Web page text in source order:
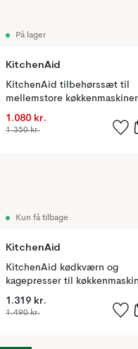
På lager
KitchenAid
KitchenAid tilbehørssæt til
mellemstore
Stainless steel
1.080 kr.
1.350 kr.
Kun få tilbage
KitchenAid
KitchenAid kødkværn og
kagepresser til
White
1.319 kr.
1.490 kr.